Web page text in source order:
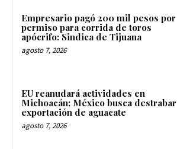
Empresario pagó 200 mil pesos por
permiso para corrida de toros
apócrifo: Sindica de Tijuana
agosto 7, 2026
EU reanudará actividades en
Michoacán; México busca destrabar
exportación de aguacate
agosto 7, 2026